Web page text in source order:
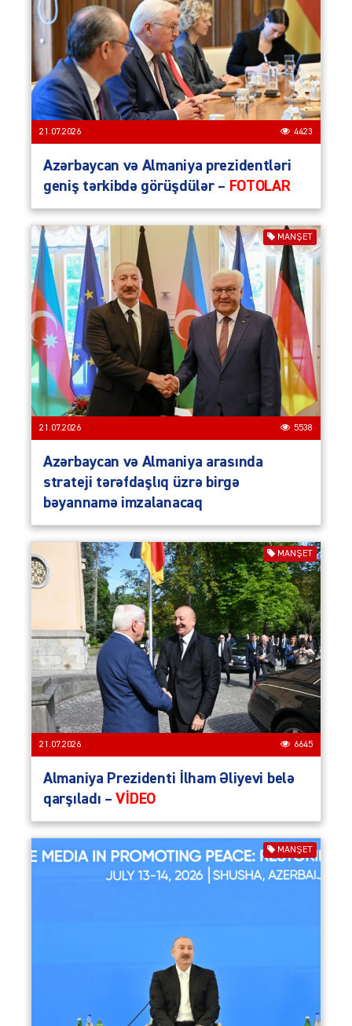
21.07.2026 4423
Azərbaycan və Almaniya prezidentləri
geniş tərkibdə görüşdülər – FOTOLAR
MANŞET
21.07.2026 5538
Azərbaycan və Almaniya arasında
strateji tərəfdaşlıq üzrə birgə
bəyannamə imzalanacaq
MANŞET
21.07.2026 6645
Almaniya Prezidenti İlham Əliyevi belə
qarşıladı –VİDEO
MANŞET